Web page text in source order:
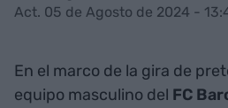
Act. 05 de Agosto de 2024 -
En el marco de la gira de
equipo masculino del FC